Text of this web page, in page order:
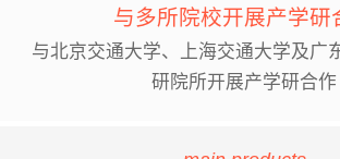
与多所院校开展产学研
与北京交通大学、上海交通大学及广
研院所开展产学研合作